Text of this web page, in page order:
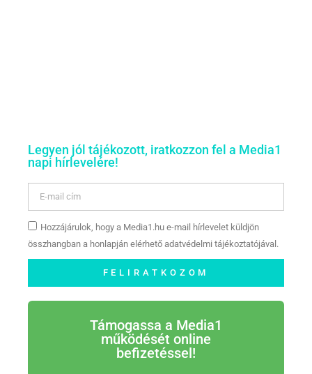
Legyen jól tájékozott, iratkozzon fel a Media1
napi hírlevelére!
Hozzájárulok, hogy a Media1.hu e-mail hírlevelet küldjön
összhangban a honlapján elérhető adatvédelmi tájékoztatójával.
FELIRATKOZOM
Támogassa a Media1
működését online
befizetéssel!